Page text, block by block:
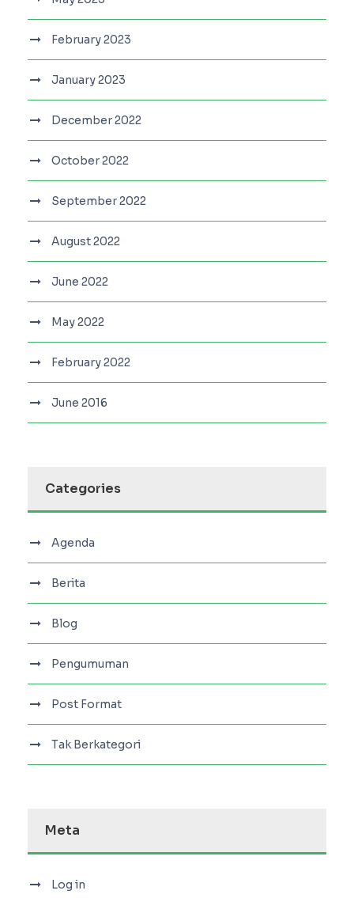
February 2023
January 2023
December 2022
October 2022
September 2022
August 2022
June 2022
May 2022
February 2022
June 2016
Categories
Agenda
Berita
Blog
Pengumuman
Post Format
Tak Berkategori
Meta
Log in